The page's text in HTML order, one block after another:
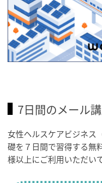
7日間のメール
女性ヘルスケアビジネス
礎を７日間で習得する無
様以上にご利用いただい